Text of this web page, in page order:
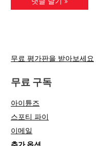
무료 평가판을 받아보세요
무료 구독
아이튠즈
스포티 파이
이메일
추가 옵션